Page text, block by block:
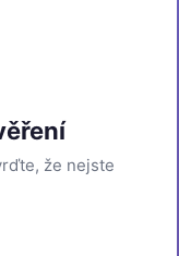
že nejste